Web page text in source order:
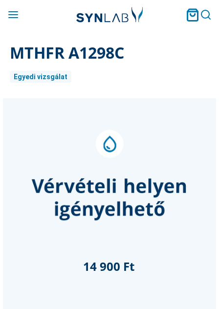
MTHFR A1298C
Egyedi vizsgálat
14 900 Ft